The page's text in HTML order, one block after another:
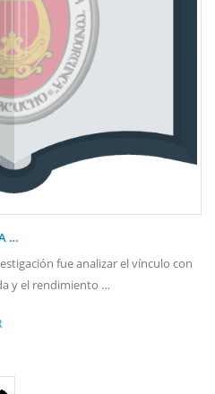
…
fue analizar el vínculo con
y el rendimiento …